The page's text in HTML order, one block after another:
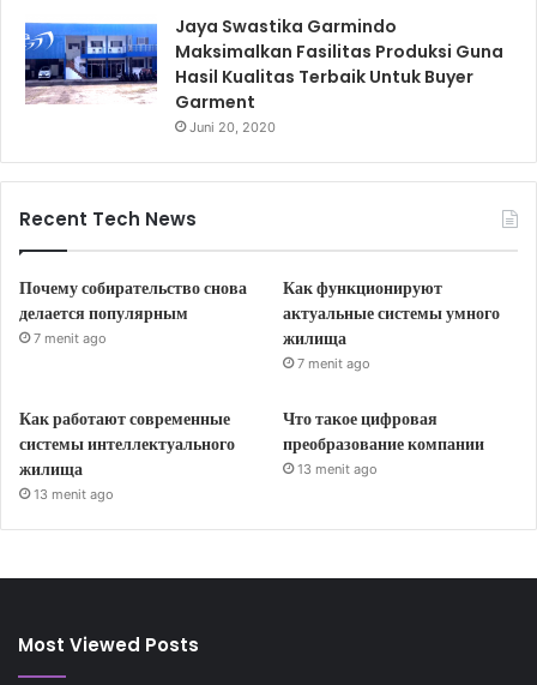
Jaya Swastika Garmindo
Maksimalkan Fasilitas Produksi Guna
Hasil Kualitas Terbaik Untuk Buyer
Garment
Juni 20, 2020
Recent Tech News
Почему собирательство снова
делается популярным
7 menit ago
Как функционируют
актуальные системы умного
жилища
7 menit ago
Как работают современные
системы интеллектуального
жилища
13 menit ago
Что такое цифровая
преобразование компании
13 menit ago
Most Viewed Posts